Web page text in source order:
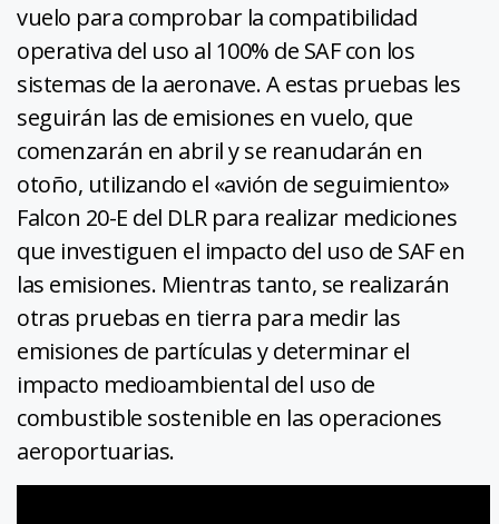
vuelo para comprobar la compatibilidad
operativa del uso al 100% de SAF con los
sistemas de la aeronave. A estas pruebas les
seguirán las de emisiones en vuelo, que
comenzarán en abril y se reanudarán en
otoño, utilizando el «avión de seguimiento»
Falcon 20-E del DLR para realizar mediciones
que investiguen el impacto del uso de SAF en
las emisiones. Mientras tanto, se realizarán
otras pruebas en tierra para medir las
emisiones de partículas y determinar el
impacto medioambiental del uso de
combustible sostenible en las operaciones
aeroportuarias.